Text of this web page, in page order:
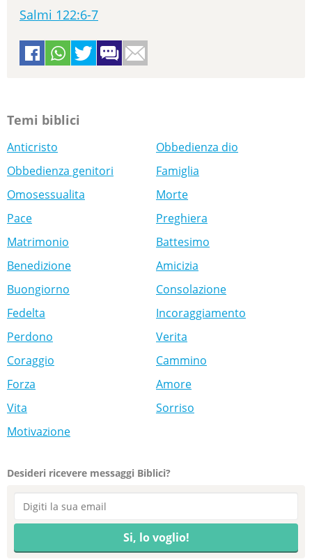
Salmi 122:6-7
Temi biblici
Anticristo
Obbedienza dio
Obbedienza genitori
Famiglia
Omosessualita
Morte
Pace
Preghiera
Matrimonio
Battesimo
Benedizione
Amicizia
Buongiorno
Consolazione
Fedelta
Incoraggiamento
Perdono
Verita
Coraggio
Cammino
Forza
Amore
Vita
Sorriso
Motivazione
Desideri ricevere messaggi Biblici?